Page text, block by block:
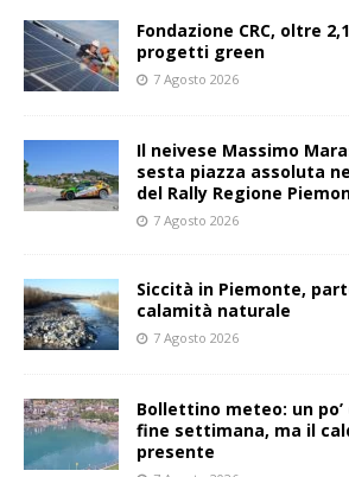
Fondazione CRC, oltre
progetti green
7 Agosto 2026
Il neivese Massimo
sesta piazza assoluta
del Rally Regione
7 Agosto 2026
Siccità in Piemonte,
calamità naturale
7 Agosto 2026
Bollettino meteo: un
fine settimana, ma il
presente